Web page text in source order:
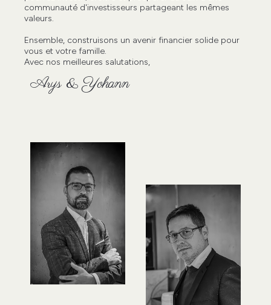
communauté d'investisseurs partageant les mêmes
valeurs.
Ensemble, construisons un avenir financier solide pour
vous et votre famille.
Avec nos meilleures salutations,
Arys & Yohann